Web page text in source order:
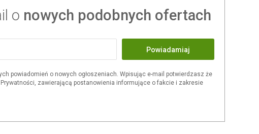
o nowych podobnych ofertach
Powiadamiaj
powiadomień o nowych ogłoszeniach. Wpisując e-mail potwierdzasz że
zawierającą postanowienia informujące o fakcie i zakresie